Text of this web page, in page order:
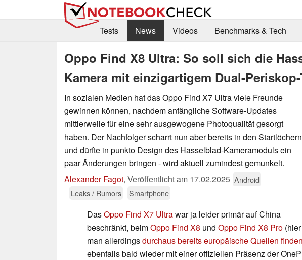
Tests
News Videos Benchmarks & Tech
Oppo Find X8 Ultra: So soll sich die
Kamera mit einzigartigem Dual-
In sozialen Medien hat das Oppo Find X7 Ultra viele Freunde
gewinnen können, nachdem anfängliche Software-Updates
mittlerweile für eine sehr ausgewogene Photoqualität gesorgt
haben. Der Nachfolger scharrt nun aber bereits in den Startlöchern
und dürfte in punkto Design des Hasselblad-Kameramoduls ein
paar Änderungen bringen - wird aktuell zumindest gemunkelt.
Alexander Fagot, Veröffentlicht am 17.02.2025 Android
Leaks / Rumors
Smartphone
DasOppo Find X7 Ultrawar ja leider primär auf China
beschränkt, beimOppo Find X8 und Oppo Find X8 Pro (hier
man allerdingsdurchaus bereits europäische Quellen finden
ebenfalls bald wieder mit einer offiziellen Präsenz der